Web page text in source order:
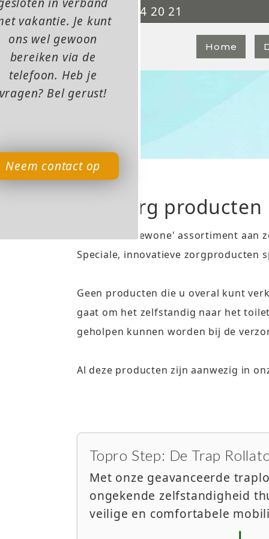
vakantie. Je kunt
ons wel gewoon
bereiken via de
telefoon. Heb je
Bel gerust!
Neem contact op
 0315 - 84 20 21
Home
Top zorg producten
Naast ons 'gewone' assortiment
Speciale, innovatieve zorgproducten
Geen producten die u overal kunt
gaat om het zelfstandig naar het
geholpen kunnen worden bij de
Al deze producten zijn aanwezig in
Topro Step: De Trap
Met onze geavanceerde
ongekende zelfstandigheid
veilige en comfortabele